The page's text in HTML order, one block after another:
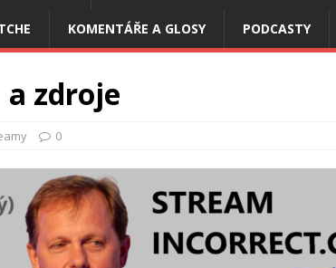
KOMENTÁŘE A GLOSY PODCASTY
a zdroje
0